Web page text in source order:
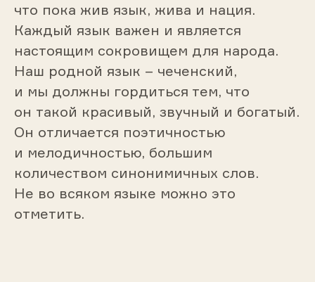
что пока жив язык, жива и нация.
Каждый язык важен и является
настоящим сокровищем для народа.
Наш родной язык – чеченский,
и мы должны гордиться тем, что
он такой красивый, звучный и богатый.
Он отличается поэтичностью
и мелодичностью, большим
количеством синонимичных слов.
Не во всяком языке можно это
отметить.